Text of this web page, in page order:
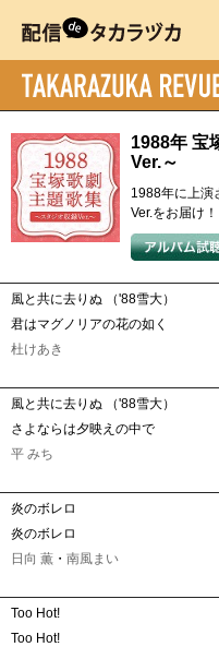
1988年 宝
Ver.～
1988年に上演
Ver.をお届け！
風と共に去りぬ （'88雪大）
君はマグノリアの花の如く
杜けあき
風と共に去りぬ （'88雪大）
さよならは夕映えの中で
平 みち
炎のボレロ
炎のボレロ
日向 薫 ・ 南風まい
Too Hot!
Too Hot!